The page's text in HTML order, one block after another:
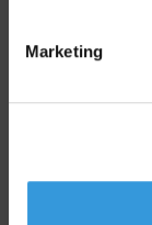
Marketing
CD 64 - CS22265
F 27950 SAINT